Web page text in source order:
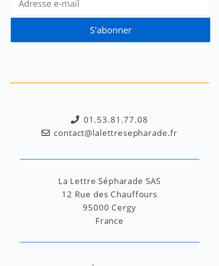
01.53.81.77.08
contact@lalettresepharade.fr
La Lettre Sépharade SAS
12 Rue des Chauffours
95000 Cergy
France